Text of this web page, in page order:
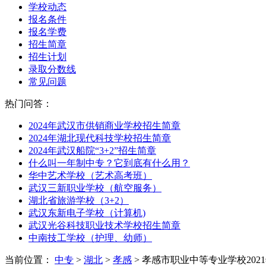
学校动态
报名条件
报名学费
招生简章
招生计划
录取分数线
常见问题
热门问答：
2024年武汉市供销商业学校招生简章
2024年湖北现代科技学校招生简章
2024年武汉船院“3+2”招生简章
什么叫一年制中专？它到底有什么用？
华中艺术学校（艺术高考班）
武汉三新职业学校（航空服务）
湖北省旅游学校（3+2）
武汉东新电子学校（计算机)
武汉光谷科技职业技术学校招生简章
中南技工学校（护理、幼师）
当前位置： 中专 > 湖北 > 孝感 > 孝感市职业中等专业学校